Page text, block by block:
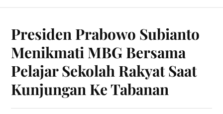
Presiden Prabowo Subianto
Menikmati MBG Bersama
Pelajar Sekolah Rakyat Saat
Kunjungan Ke Tabanan